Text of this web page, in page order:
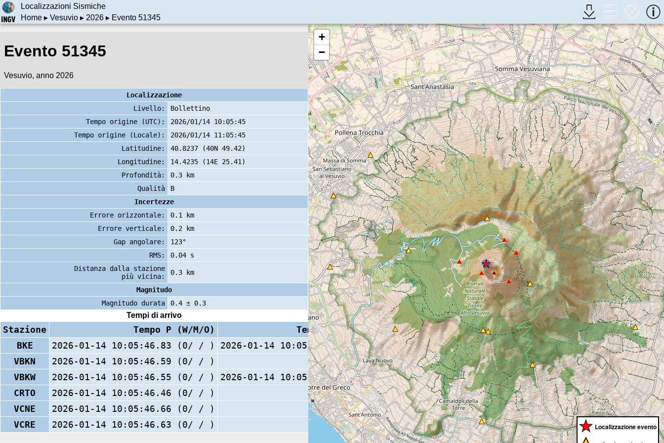
Localizzazioni Sismiche
Home▸ Vesuvio▸ 2026▸ Evento 51345
Evento 51345
Vesuvio, anno 2026
Localizzazione
Livello:
Bollettino
Tempo origine (UTC):
2026/01/14 10:05:45
Tempo origine (Locale):
2026/01/14 11:05:45
Latitudine:
40.8237 (40N 49.42)
Longitudine:
14.4235 (14E 25.41)
Profondità:
0.3 km
Qualità
B
Incertezze
Errore orizzontale:
0.1 km
Errore verticale:
0.2 km
Gap angolare:
123°
RMS:
0.04 s
Distanza dalla stazione
più vicina:
0.3 km
Magnitudo
Magnitudo durata
0.4 ± 0.3
Tempi di arrivo
Stazione Tempo P (W/M/O) Tempo S (W/M/O) Coda
BKE
2026-01-14 10:05:46.83 (0/ / ) 2026-01-14 10:05:47.4 (0/ / ) 16 s
VBKN
2026-01-14 10:05:46.59 (0/ / )
VBKW
2026-01-14 10:05:46.55 (0/ / )
2026-01-14 10:05:46.9 (0/ / )
CRTO
2026-01-14 10:05:46.46 (0/ / )
VCNE
2026-01-14 10:05:46.66 (0/ / )
VCRE
2026-01-14 10:05:46.63 (0/ / )
+
−
Localizzazione evento